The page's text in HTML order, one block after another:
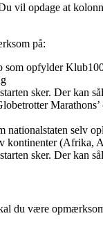
vil opdage at
på:
som opfylder
sker. Der kan
nationalstaten selv
kontinenter (Afrika,
sker. Der kan
du være